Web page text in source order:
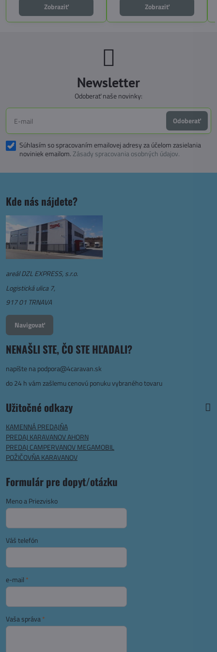
Zobraziť voľba pre tých, ktorí hľadajú luxus,
funkčnosť a slobodu na cestách.
Zobraziť
Newsletter
Odoberať naše novinky:
Odoberať
Súhlasím so spracovaním emailovej adresy za účelom zasielania
noviniek emailom.Zásady spracovania osobných údajov.
Kde nás nájdete?
areál DZL EXPRESS, s.r.o.
Logistická ulica 7,
917 01 TRNAVA
Navigovať
NENAŠLI STE, ČO STE HĽADALI?
napíšte napodpora@4caravan.sk
do 24 h vám zašlemu cenovú ponuku vybraného tovaru
Užitočné odkazy
KAMENNÁ PREDAJŇA
PREDAJ KARAVANOV AHORN
PREDAJ CAMPERVANOV MEGAMOBIL
POŽIČOVŇA KARAVANOV
Formulár pre dopyt/otázku
Meno a Priezvisko
Váš telefón
e-mail *
Vaša správa*